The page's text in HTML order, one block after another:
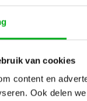
van cookies
content en
Ook delen